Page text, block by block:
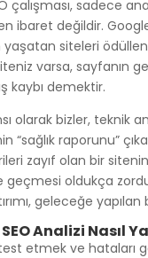
çalışması, sadece
ibaret değildir.
siteleri
varsa, sayfanın
kaybı demektir.
olarak bizler, teknik
“sağlık raporunu”
zayıf olan bir
oldukça
geleceğe yapılan
Analizi Nasıl
etmek ve hataları